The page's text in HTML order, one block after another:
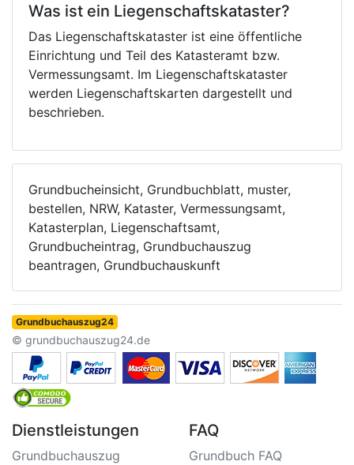
Was ist ein Liegenschaftskataster?
Das Liegenschaftskataster ist eine öffentliche
Einrichtung und Teil des Katasteramt bzw.
Vermessungsamt. Im Liegenschaftskataster
werden Liegenschaftskarten dargestellt und
beschrieben.
Grundbucheinsicht, Grundbuchblatt, muster,
bestellen, NRW, Kataster, Vermessungsamt,
Katasterplan, Liegenschaftsamt,
Grundbucheintrag, Grundbuchauszug
beantragen, Grundbuchauskunft
Grundbuchauszug24
© grundbuchauszug24.de
Dienstleistungen
Grundbuchauszug
FAQ
Grundbuch FAQ